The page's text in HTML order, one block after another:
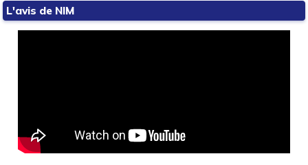
L'avis de NIM